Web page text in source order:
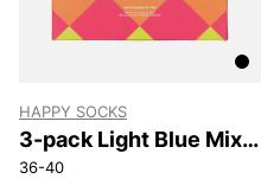
HAPPY SOCKS
3-pack Light Blue Mix
Socks Gift Set
36-40